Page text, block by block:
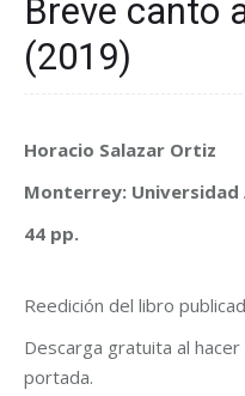
Breve canto
(2019)
Horacio Salazar Ortiz
Monterrey: Universidad
44 pp.
Reedición del libro
Descarga gratuita al hacer
portada.